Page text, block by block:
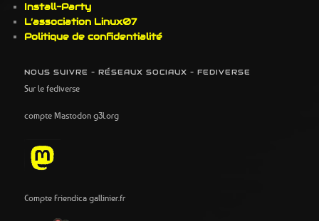
Install-Party
L’association Linux07
Politique de confidentialité
NOUS SUIVRE – RÉSEAUX SOCIAUX – FEDIVERSE
Sur le fediverse
compte Mastodon g3l.org
Compte Friendica gallinier.fr